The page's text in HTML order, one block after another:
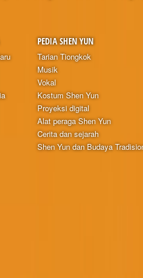
PEDIA SHEN YUN
Tarian Tiongkok
Musik
Vokal
Kostum Shen Yun
Proyeksi digital
Alat peraga Shen Yun
Cerita dan sejarah
Shen Yun dan Budaya